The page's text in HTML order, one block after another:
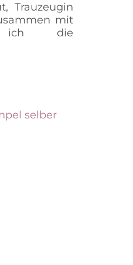
Trauzeugin
mit
ich die